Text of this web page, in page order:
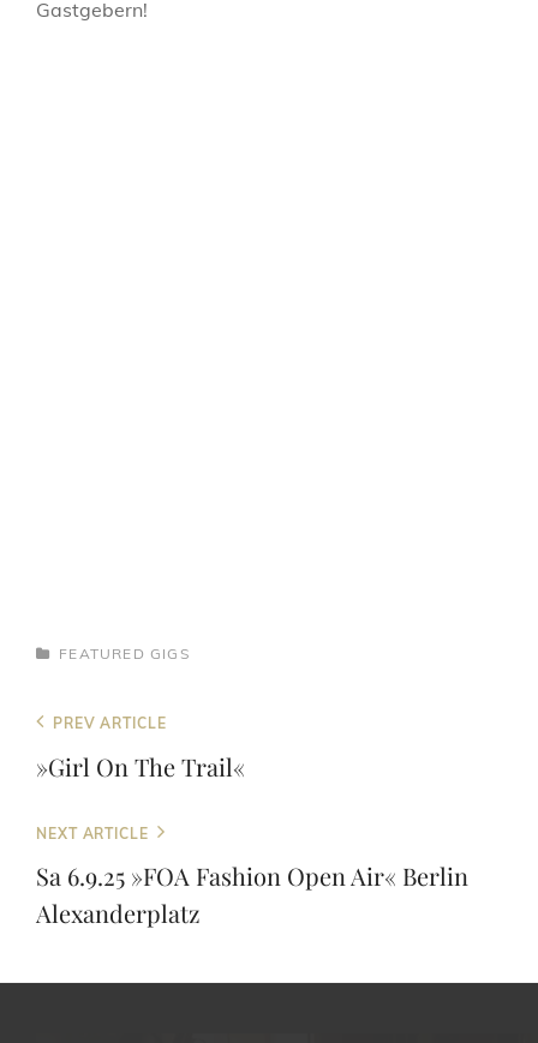
Gastgebern!
CATEGORIES
FEATURED GIGS
Beitragsnavigation
Previous
Post
PREV ARTICLE
»Girl On The Trail«
Next
Post
NEXT ARTICLE
Sa 6.9.25 »FOA Fashion Open Air« Berlin
Alexanderplatz